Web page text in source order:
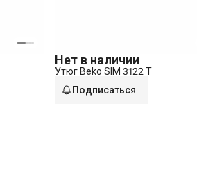
Нет в наличии
Утюг Beko SIM 3122 T
Подписаться